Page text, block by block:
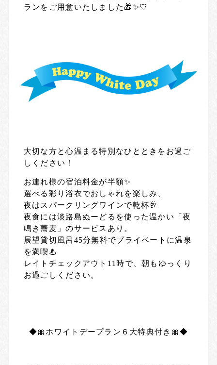
ランをご用意いたしました🎁✨🤍
大切な方と心温まる特別なひとときをお過ご
しください！
お連れ様の宿泊料金が半額✨
選べる彩り浴衣でおしゃれを楽しみ、
夜はスパークリングワインで乾杯🥂
夜食には淡路島ぬーどるを使った温かい「夜
鳴き蕎麦」のサービスあり。
展望貸切風呂45分無料でプライベートに温泉
を満喫♨
レイトチェックアウト11時で、朝もゆっくり
お過ごしください。
◆🎀ホワイトデープラン６大特典付き🎀◆